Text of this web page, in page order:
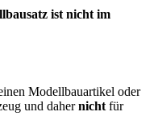
ist nicht im
Modellbauartikel oder
und dahernicht für